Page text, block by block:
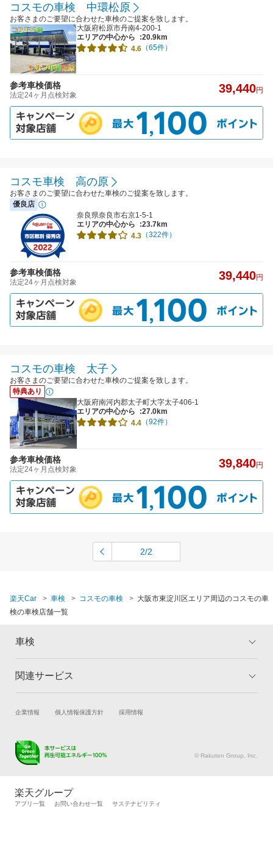
コスモの車検 中環松原
お客さまのご要望に合わせた車検のご提案を致します。
大阪府松原市丹南4-200-1
エリアの中心から
:20.9km
4.6 （65件）
参考車検価格
法定24ヶ月点検対象 39,440円
コスモ車検 高の原
お客さまのご要望に合わせた車検のご提案を致します。
優良店
奈良県奈良市右京1-5-1
エリアの中心から
:23.7km
4.3 （322件）
参考車検価格
法定24ヶ月点検対象 39,440円
コスモの車検 太子
お客さまのご要望に合わせた車検のご提案を致します。
特典あり
大阪府南河内郡太子町大字太子406-1
エリアの中心から
:27.0km
4.4 （92件）
参考車検価格
法定24ヶ月点検対象 39,840円
2/2
楽天Car 車検 コスモの車検
大阪市東淀川区エリア周辺のコスモの車
検の車検店舗一覧
車検
トップ
車検の基礎知識 キャンペーン一覧
関連サービス
試乗・商談 新車購入
キズ修理予約
メンテナンス管理
タイヤ交換サービス
自動車カタログ 自動車保険
企業情報 個人情報保護方針 採用情報
© Rakuten Group, Inc.
楽天グループ
アプリ一覧 お問い合わせ一覧 サステナビリティ